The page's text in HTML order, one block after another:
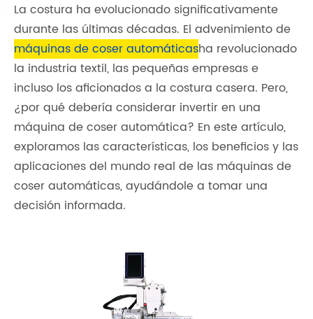
La costura ha evolucionado significativamente
durante las últimas décadas. El advenimiento de
máquinas de coser automáticasha revolucionado
la industria textil, las pequeñas empresas e
incluso los aficionados a la costura casera. Pero,
¿por qué debería considerar invertir en una
máquina de coser automática? En este artículo,
exploramos las características, los beneficios y las
aplicaciones del mundo real de las máquinas de
coser automáticas, ayudándole a tomar una
decisión informada.